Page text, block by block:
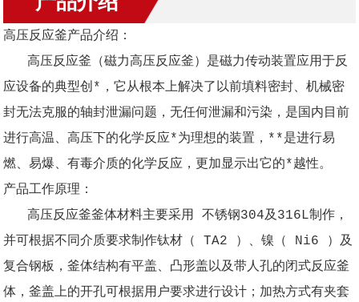
高压反应釜产品介绍：
高压反应釜（磁力高压反应釜）是磁力传动装置应用于反
应设备的典型创*，它从根本上解决了以前填料密封、机械密
封无法克服的轴封泄漏问题，无任何泄漏和污染，是国内目前
进行高温、高压下的化学反应*为理想的装置，**是进行易
燃、易爆、有毒介质的化学反应，更加显示出它的*越性。
产品工作原理：
高压反应釜釜体材料主要采用 不锈钢304及316L制作，
并可根据不同介质要求制作钛材（ TA2 ）、镍（ Ni6 ）及
复合钢板，釜体结构有平盖、凸形盖以及带人孔的闭式反应釜
体，釜盖上的开孔可根据用户要求进行设计；加热方式有夹套